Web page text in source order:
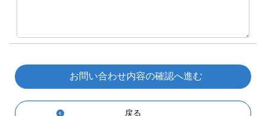
戻る